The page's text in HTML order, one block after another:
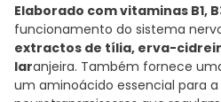
Elaborado com vitaminas B1,
funcionamento do sistema
extractos de tília, erva-
laranjeira. Também fornece
um aminoácido essencial para